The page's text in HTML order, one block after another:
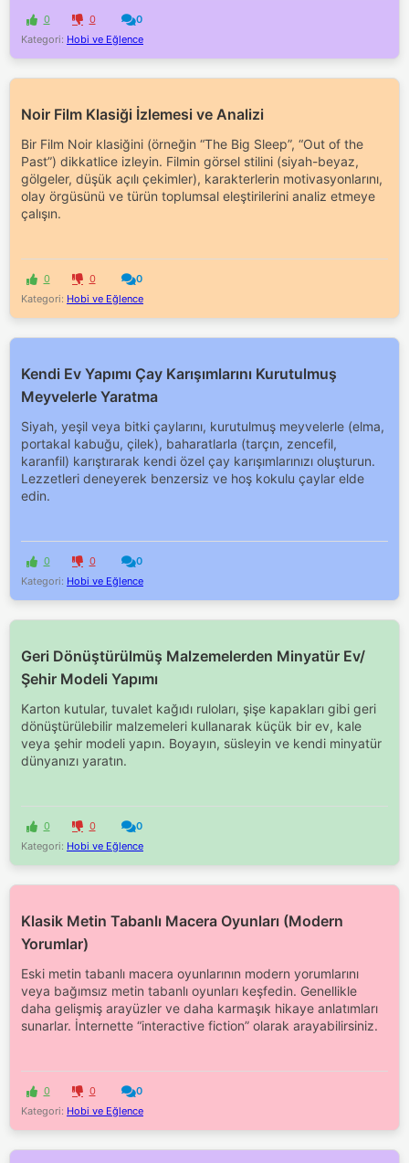
0 0
0
Kategori: Hobi ve Eğlence
Noir Film Klasiği İzlemesi ve Analizi
Bir Film Noir klasiğini (örneğin “The Big Sleep”, “Out of the
Past”) dikkatlice izleyin. Filmin görsel stilini (siyah-beyaz,
gölgeler, düşük açılı çekimler), karakterlerin motivasyonlarını,
olay örgüsünü ve türün toplumsal eleştirilerini analiz etmeye
çalışın.
0 0
0
Kategori: Hobi ve Eğlence
Kendi Ev Yapımı Çay Karışımlarını Kurutulmuş
Meyvelerle Yaratma
Siyah, yeşil veya bitki çaylarını, kurutulmuş meyvelerle (elma,
portakal kabuğu, çilek), baharatlarla (tarçın, zencefil,
karanfil) karıştırarak kendi özel çay karışımlarınızı oluşturun.
Lezzetleri deneyerek benzersiz ve hoş kokulu çaylar elde
edin.
0 0
0
Kategori: Hobi ve Eğlence
Geri Dönüştürülmüş Malzemelerden Minyatür Ev/
Şehir Modeli Yapımı
Karton kutular, tuvalet kağıdı ruloları, şişe kapakları gibi geri
dönüştürülebilir malzemeleri kullanarak küçük bir ev, kale
veya şehir modeli yapın. Boyayın, süsleyin ve kendi minyatür
dünyanızı yaratın.
0 0
0
Kategori: Hobi ve Eğlence
Klasik Metin Tabanlı Macera Oyunları (Modern
Yorumlar)
Eski metin tabanlı macera oyunlarının modern yorumlarını
veya bağımsız metin tabanlı oyunları keşfedin. Genellikle
daha gelişmiş arayüzler ve daha karmaşık hikaye anlatımları
sunarlar. İnternette “interactive fiction” olarak arayabilirsiniz.
0 0
0
Kategori: Hobi ve Eğlence